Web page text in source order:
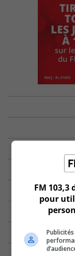
FM
pour